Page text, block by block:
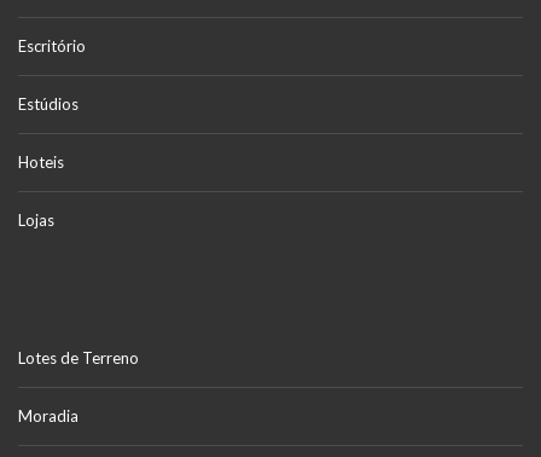
Escritório
Estúdios
Hoteis
Lojas
Lotes de Terreno
Moradia